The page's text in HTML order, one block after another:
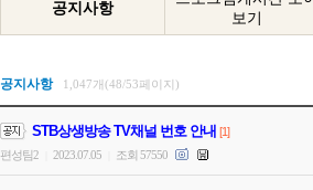
공지사항
보기
공지사항 1,047개(48/53페이지)
STB상생방송 TV채널 번호 안내 [1]
편성팀2
2023.07.05 조회 57550